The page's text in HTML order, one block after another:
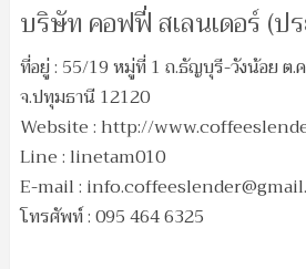
บริษัท คอฟฟี่ สเลนเดอร์ (ปร
ที่อยู่ : 55/19 หมู่ที่ 1 ถ.ธัญบุรี-วังน้อย ต.ค
จ.ปทุมธานี 12120
Website : http://
Line : linetam010
E-mail :
โทรศัพท์ : 095 464 6325